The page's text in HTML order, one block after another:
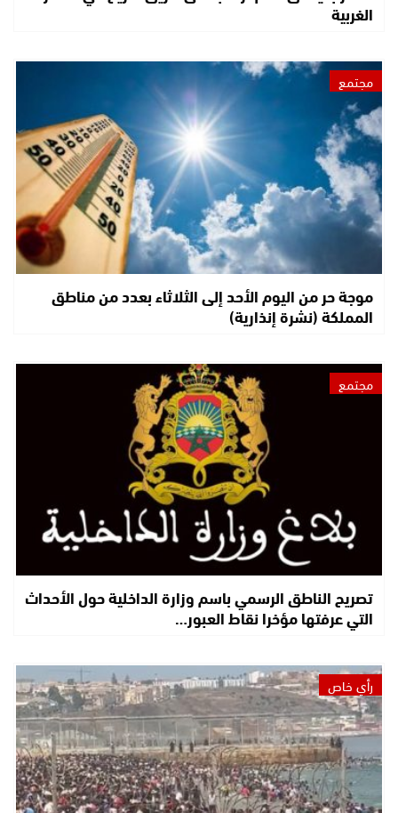
الغربية
مجتمع
موجة حر من اليوم الأحد إلى الثلاثاء بعدد من مناطق
المملكة (نشرة إنذارية)
مجتمع
تصريح الناطق الرسمي باسم وزارة الداخلية حول الأحداث
التي عرفتها مؤخرا نقاط العبور…
رأي خاص